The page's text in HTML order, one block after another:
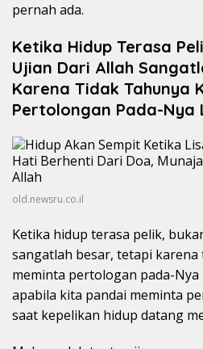
pernah ada.
Ketika Hidup Terasa
Ujian Dari Allah
Karena Tidak Tahunya
Pertolongan Pada-Nya
old.newsru.co.il
Ketika hidup terasa pelik,
sangatlah besar, tetapi
meminta pertologan pada-Nya
apabila kita pandai meminta
saat kepelikan hidup datang